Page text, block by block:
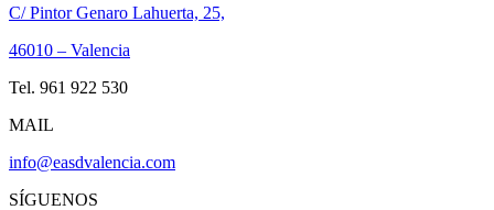
C/ Pintor Genaro Lahuerta, 25,
46010 – Valencia
Tel. 961 922 530
MAIL
info@easdvalencia.com
SÍGUENOS